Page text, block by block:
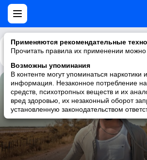
Применяются рекомендательные
Прочитать правила их применении
Возможны упоминания
В контенте могут упоминаться наркотики
информация. Незаконное потребление
средств, психотропных веществ и их
вред здоровью, их незаконный оборот
установленную законодательством
Каталог Рекомендации
Cool
Kendji Girac